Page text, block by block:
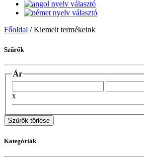
Főoldal / Kiemelt termékeink
Szűrők
Ár
x
Szűrők törlése
Kategóriák